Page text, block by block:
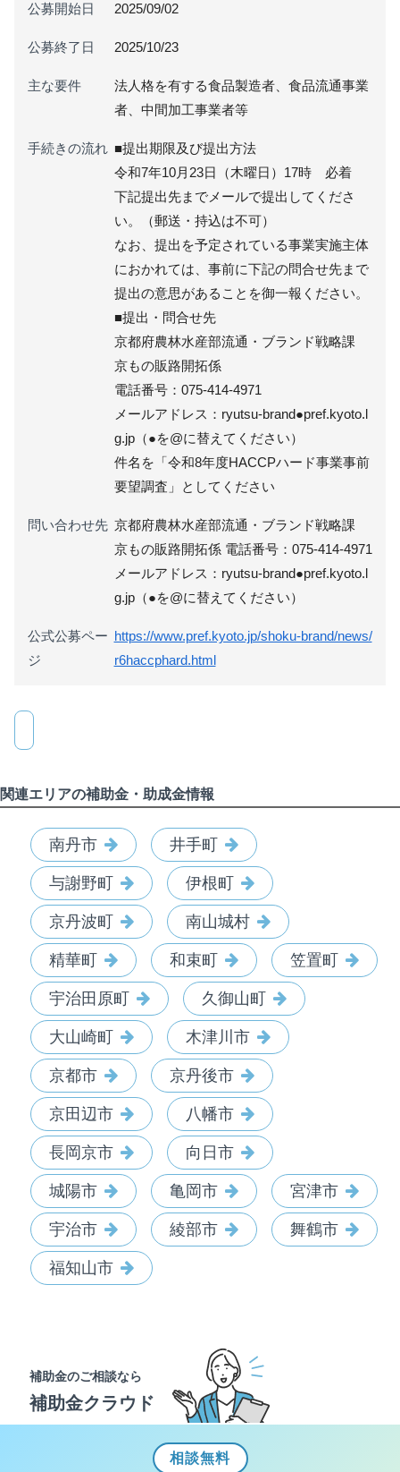
公募開始日 2025/09/02
公募終了日 2025/10/23
主な要件
法人格を有する食品製造者、食品流通事業
者、中間加工事業者等
手続きの流れ ■提出期限及び提出方法
令和7年10月23日（木曜日）17時 必着
下記提出先までメールで提出してくださ
い。（郵送・持込は不可）
なお、提出を予定されている事業実施主体
におかれては、事前に下記の問合せ先まで
提出の意思があることを御一報ください。
■提出・問合せ先
京都府農林水産部流通・ブランド戦略課
京もの販路開拓係
電話番号：075-414-4971
メールアドレス：ryutsu-brand●pref.kyoto.l
g.jp（●を@に替えてください）
件名を「令和8年度HACCPハード事業事前
要望調査」としてください
問い合わせ先 京都府農林水産部流通・ブランド戦略課
京もの販路開拓係 電話番号：075-414-4971
メールアドレス：ryutsu-brand●pref.kyoto.l
g.jp（●を@に替えてください）
公式公募ペー
ジ
https://www.pref.kyoto.jp/shoku-brand/news/
r6haccphard.html
関連エリアの補助金・助成金情報
南丹市 井手町
与謝野町 伊根町
京丹波町 南山城村
精華町 和束町 笠置町
宇治田原町 久御山町
大山崎町 木津川市
京都市 京丹後市
京田辺市 八幡市
長岡京市 向日市
城陽市 亀岡市 宮津市
宇治市 綾部市 舞鶴市
福知山市
補助金のご相談なら
補助金クラウド
相談無料